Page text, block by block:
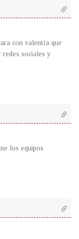
con valentía que
redes sociales y
los equipos